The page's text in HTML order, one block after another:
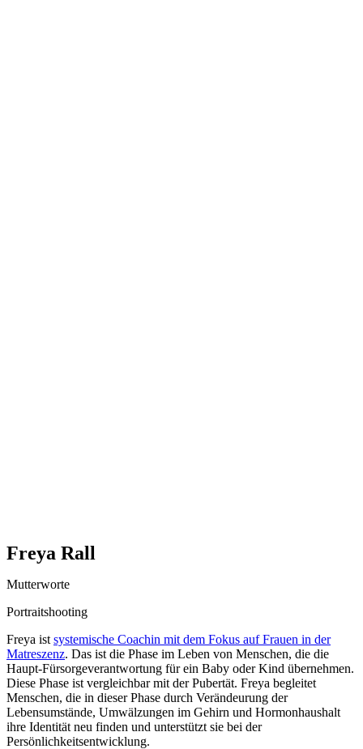
Freya Rall
Mutterworte
Portraitshooting
Freya ist systemische Coachin mit dem Fokus auf Frauen in der
Matreszenz. Das ist die Phase im Leben von Menschen, die die
Haupt-Fürsorgeverantwortung für ein Baby oder Kind übernehmen.
Diese Phase ist vergleichbar mit der Pubertät. Freya begleitet
Menschen, die in dieser Phase durch Verändeurung der
Lebensumstände, Umwälzungen im Gehirn und Hormonhaushalt
ihre Identität neu finden und unterstützt sie bei der
Persönlichkeitsentwicklung.